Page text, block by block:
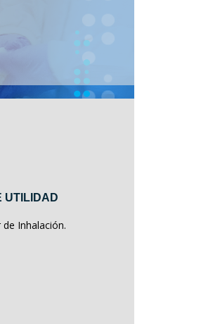
UTILIDAD
Inhalación.